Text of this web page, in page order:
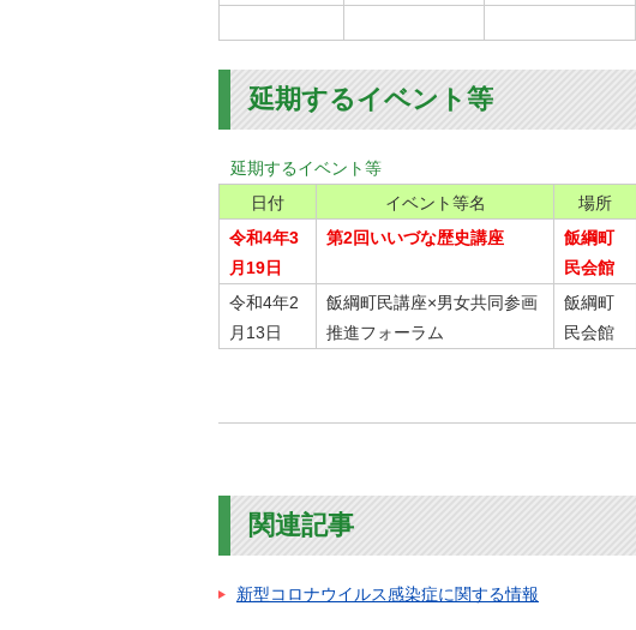
延期するイベント等
延期するイベント等
日付
イベント等名 場所
令和4年3
月19日
第2回いいづな歴史講座
飯綱町
民会館
令和4年2
月13日
飯綱町民講座×男女共同参画
推進フォーラム
飯綱町
民会館
関連記事
新型コロナウイルス感染症に関する情報